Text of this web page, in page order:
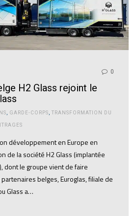
0
H2 Glass rejoint le
GARDE-CORPS TRANSFORMATION DU
développement en Europe en
de la société H2 Glass (implantée
dont le groupe vient de faire
belges, Euroglas, filiale de
Glass a…